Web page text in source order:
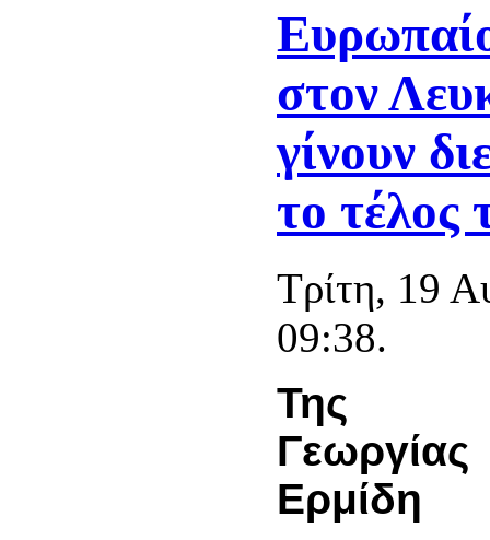
στον
γίνουν
το τέλος
Τρίτη, 19
09:38.
Της
Γεωργίας
Ερμίδη